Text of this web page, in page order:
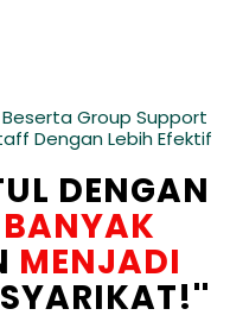
Group Support
Dengan Lebih Efektif
DENGAN
BANYAK
MENJADI